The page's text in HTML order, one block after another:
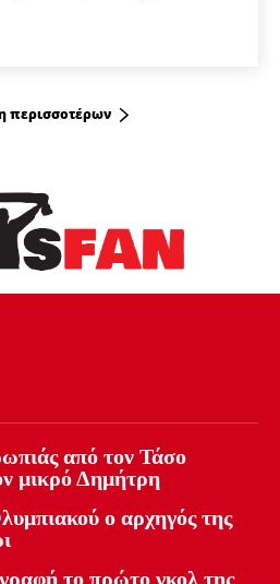
περισσοτέρων
από τον Τάσο
μικρό Δημήτρη
ο αρχηγός της
το πρώτο γκολ της